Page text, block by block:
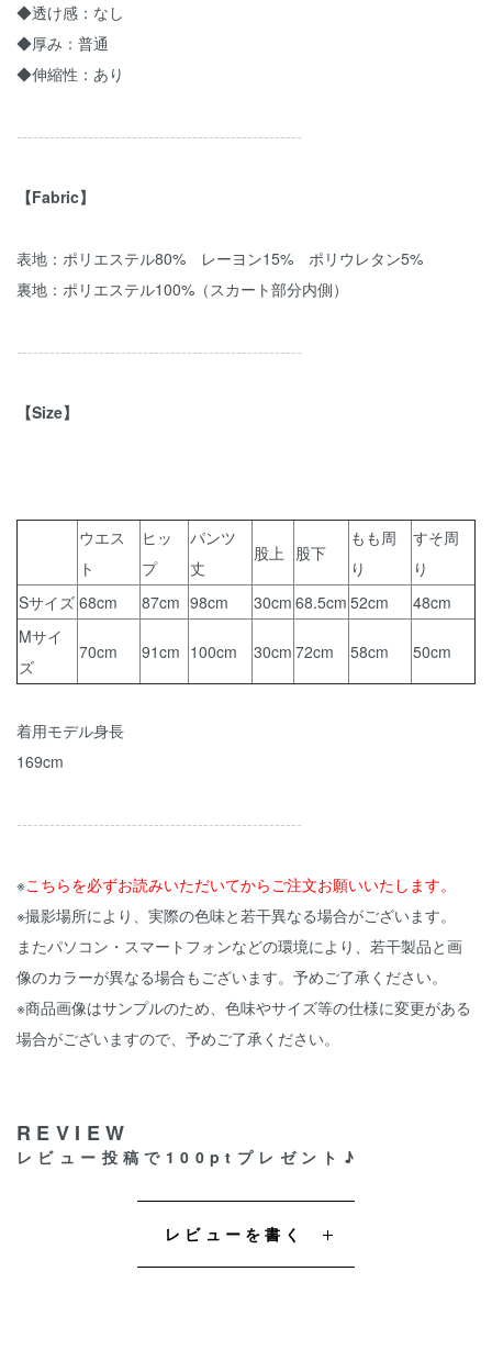
◆透け感：なし
◆厚み：普通
◆伸縮性：あり
----------------------------------------------------
【Fabric】
表地：ポリエステル80% レーヨン15% ポリウレタン5%
裏地：ポリエステル100%（スカート部分内側）
----------------------------------------------------
【Size】
ウエス
ト
ヒッ
プ
パンツ
丈
股上 股下
もも周
り
すそ周
り
Sサイズ 68cm 87cm 98cm 30cm 68.5cm 52cm
48cm
Mサイ
ズ
70cm 91cm 100cm 30cm 72cm 58cm 50cm
着用モデル身長
169cm
----------------------------------------------------
※こちらを必ずお読みいただいてからご注文お願いいたします。
※撮影場所により、実際の色味と若干異なる場合がございます。
またパソコン・スマートフォンなどの環境により、若干製品と画
像のカラーが異なる場合もございます。予めご了承ください。
※商品画像はサンプルのため、色味やサイズ等の仕様に変更がある
場合がございますので、予めご了承ください。
REVIEW
レビュー投稿で100ptプレゼント♪
レビューを書く